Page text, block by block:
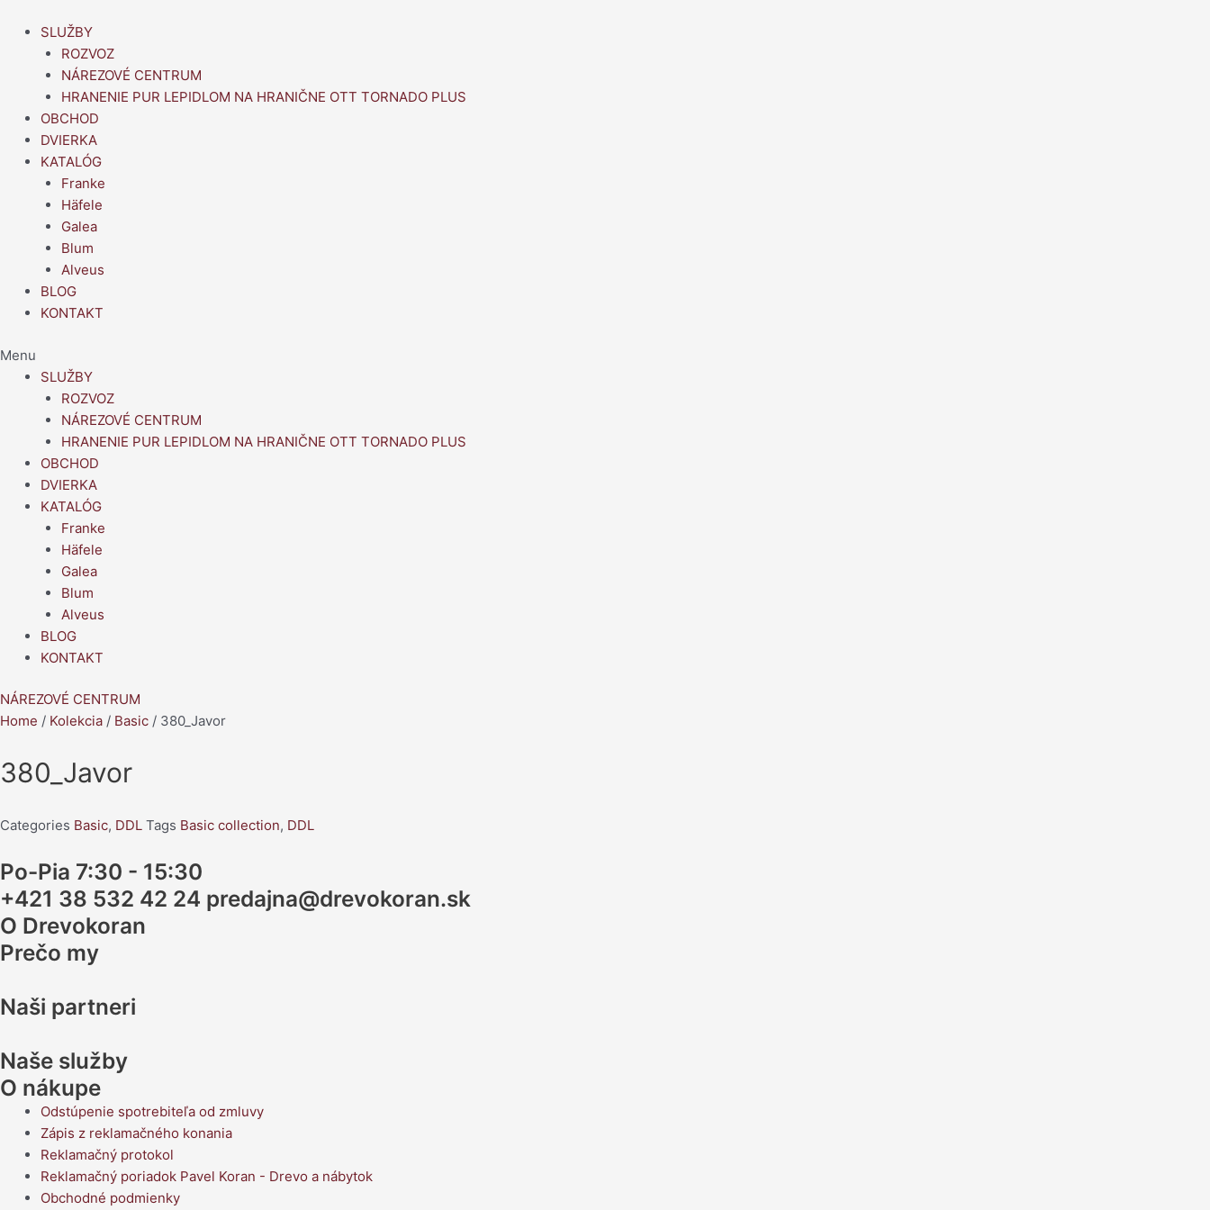
SLUŽBY
ROZVOZ
NÁREZOVÉ CENTRUM
HRANENIE PUR LEPIDLOM NA HRANIČNE OTT TORNADO PLUS
OBCHOD
DVIERKA
KATALÓG
Franke
Häfele
Galea
Blum
Alveus
BLOG
KONTAKT
Menu
SLUŽBY
ROZVOZ
NÁREZOVÉ CENTRUM
HRANENIE PUR LEPIDLOM NA HRANIČNE OTT TORNADO PLUS
OBCHOD
DVIERKA
KATALÓG
Franke
Häfele
Galea
Blum
Alveus
BLOG
KONTAKT
NÁREZOVÉ CENTRUM
Home / Kolekcia / Basic / 380_Javor
380_Javor
Categories Basic, DDL Tags Basic collection, DDL
Po-Pia 7:30 - 15:30
+421 38 532 42 24 predajna@drevokoran.sk
O Drevokoran
Prečo my
Naši partneri
Naše služby
O nákupe
Odstúpenie spotrebiteľa od zmluvy
Zápis z reklamačného konania
Reklamačný protokol
Reklamačný poriadok Pavel Koran - Drevo a nábytok
Obchodné podmienky